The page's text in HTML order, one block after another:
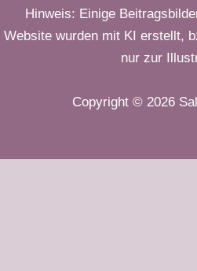
Hinweis: Einige
Website wurden mit KI erstellt,
nur zur
Copyright © 2026